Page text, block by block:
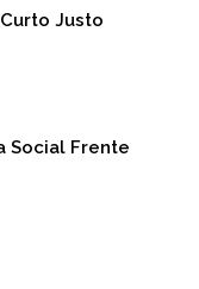
Justo
Social Frente